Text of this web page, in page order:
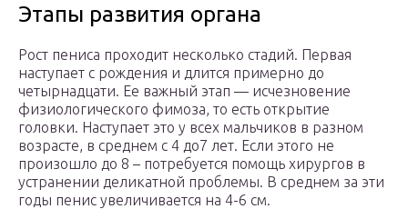
Этапы развития органа
Рост пениса проходит несколько стадий. Первая
наступает с рождения и длится примерно до
четырнадцати. Ее важный этап — исчезновение
физиологического фимоза, то есть открытие
головки. Наступает это у всех мальчиков в разном
возрасте, в среднем с 4 до7 лет. Если этого не
произошло до 8 – потребуется помощь хирургов в
устранении деликатной проблемы. В среднем за эти
годы пенис увеличивается на 4-6 см.